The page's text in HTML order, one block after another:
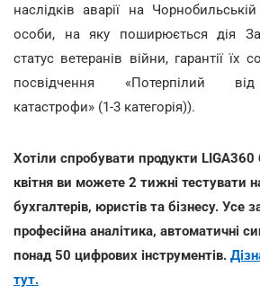
наслідків аварії на
особи, на яку поширюється дія
статус ветеранів війни, гарантії їх
посвідчення «Потерпілий
катастрофи» (1-3 категорія)).
Хотіли спробувати продукти
квітня ви можете 2 тижні тестувати
бухгалтерів, юристів та бізнесу. Усе
професійна аналітика, автоматичні
понад 50 цифрових інструментів.
тут.